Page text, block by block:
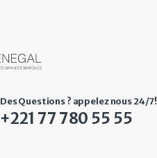
Des Questions ? appelez nous 24/7!
+221 77 780 55 55